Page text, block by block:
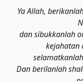
Ya Allah,
dan sibukkanlah
kejahatan
Dan berilanlah